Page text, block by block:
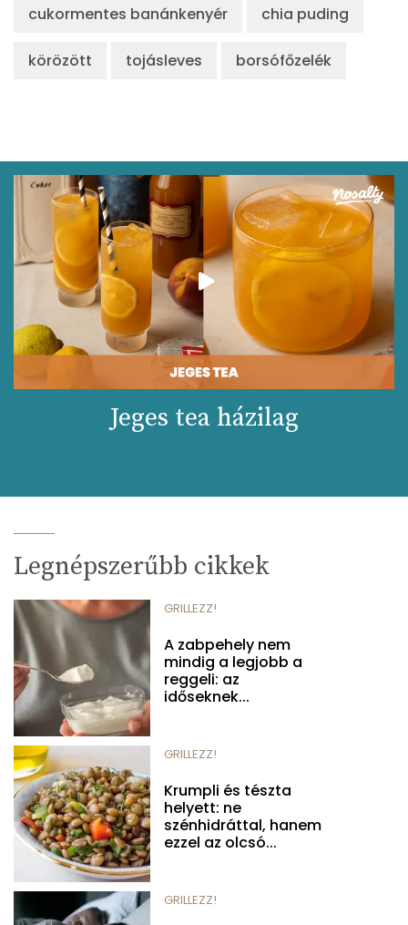
cukormentes banánkenyér chia puding
körözött tojásleves borsófőzelék
Jeges tea házilag
Legnépszerűbb cikkek
GRILLEZZ!
A zabpehely nem
mindig a legjobb a
reggeli: az
időseknek...
GRILLEZZ!
Krumpli és tészta
helyett: ne
szénhidráttal, hanem
ezzel az olcsó...
GRILLEZZ!